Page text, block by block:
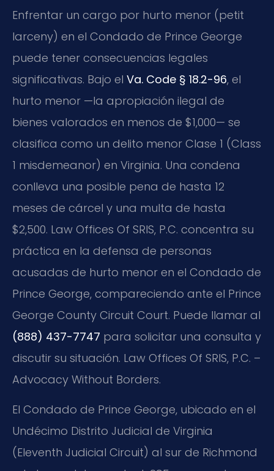
Enfrentar un cargo por hurto menor (petit
larceny) en el Condado de Prince George
puede tener consecuencias legales
significativas. Bajo el Va. Code § 18.2-96, el
hurto menor —la apropiación ilegal de
bienes valorados en menos de $1,000— se
clasifica como un delito menor Clase 1 (Class
1 misdemeanor) en Virginia. Una condena
conlleva una posible pena de hasta 12
meses de cárcel y una multa de hasta
$2,500. Law Offices Of SRIS, P.C. concentra su
práctica en la defensa de personas
acusadas de hurto menor en el Condado de
Prince George, compareciendo ante el Prince
George County Circuit Court. Puede llamar al
(888) 437-7747 para solicitar una consulta y
discutir su situación. Law Offices Of SRIS, P.C. –
Advocacy Without Borders.
El Condado de Prince George, ubicado en el
Undécimo Distrito Judicial de Virginia
(Eleventh Judicial Circuit) al sur de Richmond